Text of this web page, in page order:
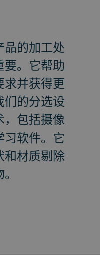
品的加工处
要。它帮助
求并获得更
们的分选设
，包括摄像
习软件。它
和材质剔除